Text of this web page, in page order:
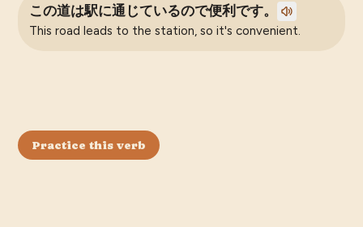
この道は駅に通じているので便利です。
This road leads to the station, so it's convenient.
Practice this verb